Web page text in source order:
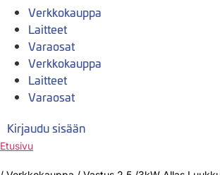
Verkkokauppa
Laitteet
Varaosat
Verkkokauppa
Laitteet
Varaosat
Kirjaudu sisään
Etusivu